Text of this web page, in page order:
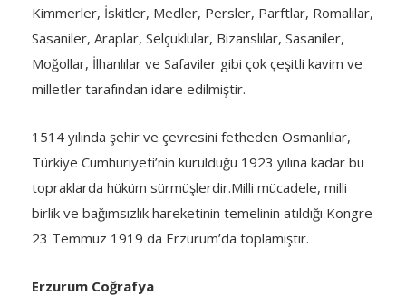
Kimmerler, İskitler, Medler, Persler, Parftlar, Romalılar,
Sasaniler, Araplar, Selçuklular, Bizanslılar, Sasaniler,
Moğollar, İlhanlılar ve Safaviler gibi çok çeşitli kavim ve
milletler tarafından idare edilmiştir.
1514 yılında şehir ve çevresini fetheden Osmanlılar,
Türkiye Cumhuriyeti’nin kurulduğu 1923 yılına kadar bu
topraklarda hüküm sürmüşlerdir.Milli mücadele, milli
birlik ve bağımsızlık hareketinin temelinin atıldığı Kongre
23 Temmuz 1919 da Erzurum’da toplamıştır.
Erzurum Coğrafya